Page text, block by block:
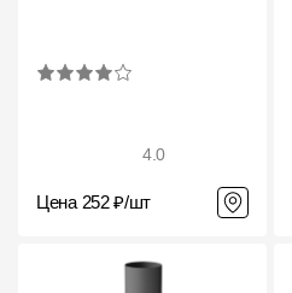
4.0
Цена 252 ₽/шт